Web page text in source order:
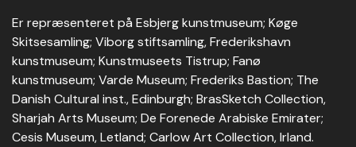
Er repræsenteret på Esbjerg kunstmuseum; Køge
Skitsesamling; Viborg stiftsamling, Frederikshavn
kunstmuseum; Kunstmuseets Tistrup; Fanø
kunstmuseum; Varde Museum; Frederiks Bastion; The
Danish Cultural inst., Edinburgh; BrasSketch Collection,
Sharjah Arts Museum; De Forenede Arabiske Emirater;
Cesis Museum, Letland; Carlow Art Collection, Irland.